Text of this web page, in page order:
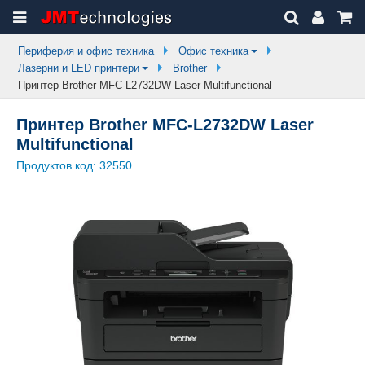
Периферия и офис техника
Офис техника
Лазерни и LED принтери
Brother
Принтер Brother MFC-L2732DW Laser Multifunctional
Принтер Brother MFC-L2732DW Laser
Multifunctional
Продуктов код: 32550